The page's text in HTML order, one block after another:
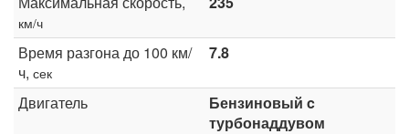
км/ч
Время разгона до 100 км/
ч, сек
7.8
Двигатель
Бензиновый c
турбонаддувом